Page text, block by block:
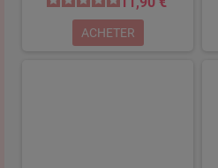
ACHETER